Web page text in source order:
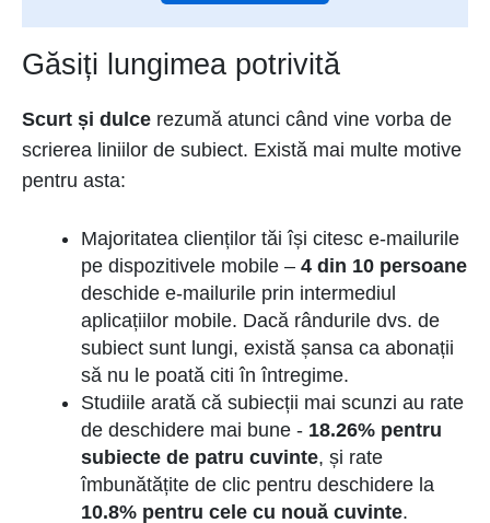
Găsiți lungimea potrivită
Scurt și dulce rezumă atunci când vine vorba de
scrierea liniilor de subiect. Există mai multe motive
pentru asta:
Majoritatea clienților tăi își citesc e-mailurile
pe dispozitivele mobile – 4 din 10 persoane
deschide e-mailurile prin intermediul
aplicațiilor mobile. Dacă rândurile dvs. de
subiect sunt lungi, există șansa ca abonații
să nu le poată citi în întregime.
Studiile arată că subiecții mai scunzi au rate
de deschidere mai bune - 18.26% pentru
subiecte de patru cuvinte, și rate
îmbunătățite de clic pentru deschidere la
10.8% pentru cele cu nouă cuvinte.